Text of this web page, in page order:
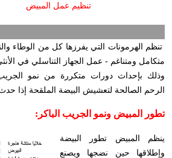
تنظيم عمل المبيض
تنظم الهرمونات التي يفرزها كل من الوطاء
متكامل ومتناغم - عمل الجهاز التناسلي في
وذلك بإحداث دورات متكررة من نمو
الرحم الصالحة لتعشيش البيضة الملقحة إذا
تطور المبيض ونمو الجريب الباكر:
ينظم المبيض تطور البيضة
وإطلاقها حين نضجها ويصنع